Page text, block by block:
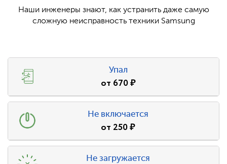
Наши инженеры знают, как устранить даже самую
сложную неисправность техники Samsung
Упал
от 670₽
Не включается
от 250₽
Не загружается